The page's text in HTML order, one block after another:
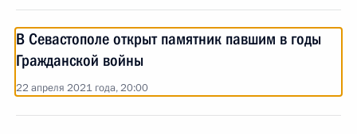
В Севастополе открыт памятник павшим в годы
Гражданской войны
22 апреля 2021 года, 20:00